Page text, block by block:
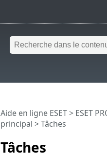
Tâches
Aide en ligne ESET> ESET
principal > Tâches